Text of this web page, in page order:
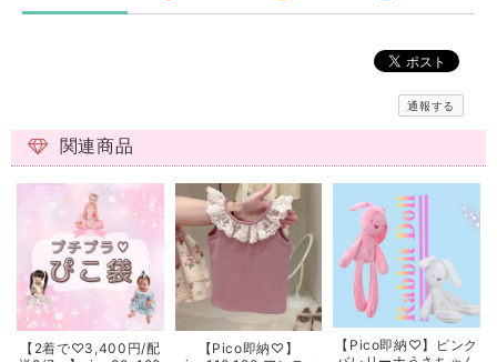
通報する
関連商品
【2着で♡3,400円/配
【Pico即納♡】
【Pico即納♡】ピンク